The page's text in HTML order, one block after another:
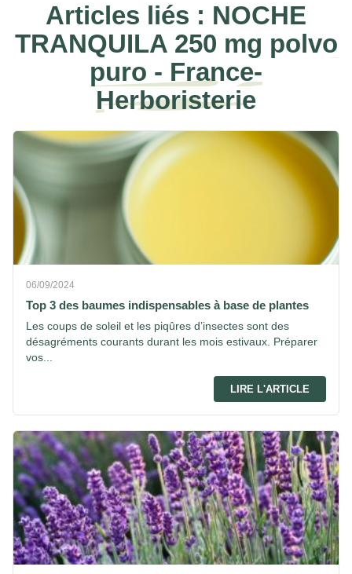
Articles liés : NOCHE
TRANQUILA 250 mg polvo
puro - France-
Herboristerie
06/09/2024
Top 3 des baumes indispensables à base de plantes
Les coups de soleil et les piqûres d’insectes sont des
désagréments courants durant les mois estivaux. Préparer
vos...
LIRE L'ARTICLE